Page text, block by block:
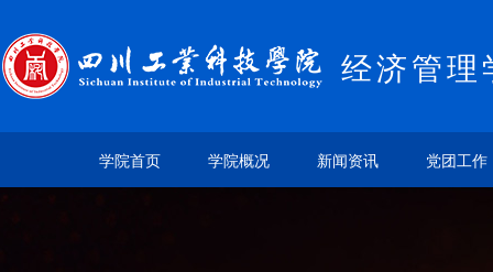
经济管理
学院首页 学院概况 新闻资讯 党团工作